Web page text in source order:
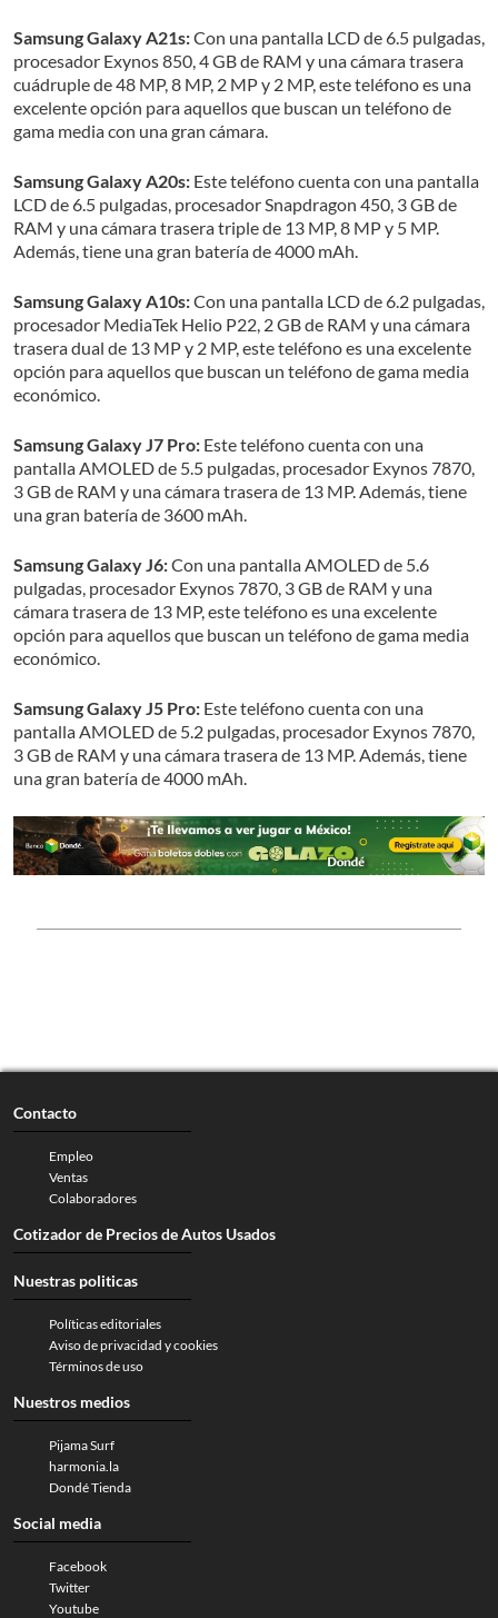
Samsung Galaxy A21s:Con una pantalla LCD de 6.5 pulgadas,
procesador Exynos 850, 4 GB de RAM y una cámara trasera
cuádruple de 48 MP, 8 MP, 2 MP y 2 MP, este teléfono es una
excelente opción para aquellos que buscan un teléfono de
gama media con una gran cámara.
Samsung Galaxy A20s: Este teléfono cuenta con una pantalla
LCD de 6.5 pulgadas, procesador Snapdragon 450, 3 GB de
RAM y una cámara trasera triple de 13 MP, 8 MP y 5 MP.
Además, tiene una gran batería de 4000 mAh.
Samsung Galaxy A10s:Con una pantalla LCD de 6.2 pulgadas,
procesador MediaTek Helio P22, 2 GB de RAM y una cámara
trasera dual de 13 MP y 2 MP, este teléfono es una excelente
opción para aquellos que buscan un teléfono de gama media
económico.
Samsung Galaxy J7 Pro: Este teléfono cuenta con una
pantalla AMOLED de 5.5 pulgadas, procesador Exynos 7870,
3 GB de RAM y una cámara trasera de 13 MP. Además, tiene
una gran batería de 3600 mAh.
Samsung Galaxy J6:Con una pantalla AMOLED de 5.6
pulgadas, procesador Exynos 7870, 3 GB de RAM y una
cámara trasera de 13 MP, este teléfono es una excelente
opción para aquellos que buscan un teléfono de gama media
económico.
Samsung Galaxy J5 Pro: Este teléfono cuenta con una
pantalla AMOLED de 5.2 pulgadas, procesador Exynos 7870,
3 GB de RAM y una cámara trasera de 13 MP. Además, tiene
una gran batería de 4000 mAh.
Contacto
Empleo
Ventas
Colaboradores
Cotizador de Precios de Autos Usados
Nuestras politicas
Políticas editoriales
Aviso de privacidad y cookies
Términos de uso
Nuestros medios
Pijama Surf
harmonia.la
Dondé Tienda
Social media
Facebook
Twitter
Youtube